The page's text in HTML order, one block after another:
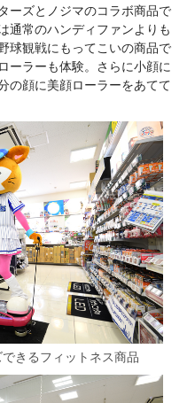
ーズとノジマのコラボ商品で
通常のハンディファンよりも
球観戦にもってこいの商品で
ーラーも体験。さらに小顔に
の顔に美顔ローラーをあてて
きるフィットネス商品